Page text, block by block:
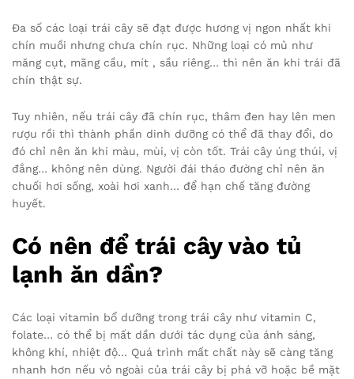
Đa số các loại trái cây sẽ đạt được hương vị ngon nhất khi
chín muồi nhưng chưa chín rục. Những loại có mủ như
măng cụt, mãng cầu, mít , sầu riêng… thì nên ăn khi trái đã
chín thật sự.
Tuy nhiên, nếu trái cây đã chín rục, thâm đen hay lên men
rượu rồi thì thành phần dinh dưỡng có thể đã thay đổi, do
đó chỉ nên ăn khi màu, mùi, vị còn tốt. Trái cây úng thúi, vị
đắng… không nên dùng. Người đái tháo đường chỉ nên ăn
chuối hơi sống, xoài hơi xanh… để hạn chế tăng đường
huyết.
Có nên để trái cây vào tủ
lạnh ăn dần?
Các loại vitamin bổ dưỡng trong trái cây như vitamin C,
folate… có thể bị mất dần dưới tác dụng của ánh sáng,
không khí, nhiệt độ… Quá trình mất chất này sẽ càng tăng
nhanh hơn nếu vỏ ngoài của trái cây bị phá vỡ hoặc bề mặt